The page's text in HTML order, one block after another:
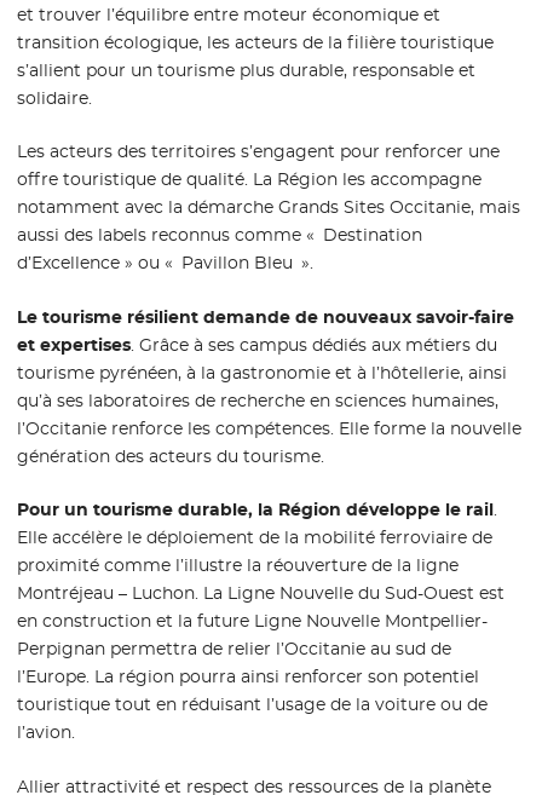
et trouver l’équilibre entre moteur économique et
transition écologique, les acteurs de la filière touristique
s’allient pour un tourisme plus durable, responsable et
solidaire.
Les acteurs des territoires s’engagent pour renforcer une
offre touristique de qualité. La Région les accompagne
notamment avec la démarche Grands Sites Occitanie, mais
aussi des labels reconnus comme « Destination
d’Excellence » ou « Pavillon Bleu ».
Le tourisme résilient demande de nouveaux savoir-faire
et expertises. Grâce à ses campus dédiés aux métiers du
tourisme pyrénéen, à la gastronomie et à l’hôtellerie, ainsi
qu’à ses laboratoires de recherche en sciences humaines,
l’Occitanie renforce les compétences. Elle forme la nouvelle
génération des acteurs du tourisme.
Pour un tourisme durable, la Région développe le rail.
Elle accélère le déploiement de la mobilité ferroviaire de
proximité comme l’illustre la réouverture de la ligne
Montréjeau – Luchon. La Ligne Nouvelle du Sud-Ouest est
en construction et la future Ligne Nouvelle Montpellier-
Perpignan permettra de relier l’Occitanie au sud de
l’Europe. La région pourra ainsi renforcer son potentiel
touristique tout en réduisant l’usage de la voiture ou de
l’avion.
Allier attractivité et respect des ressources de la planète